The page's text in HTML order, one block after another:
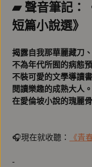
▰ 聲音筆記：
短篇小說選》
揭露自我那華麗藏刀
不為年代所囿的病態
不裝可愛的文學導讀
閱讀樂趣的成熟大人。
在愛倫坡小說的瑰麗
🎧現在就收聽： 《青
-